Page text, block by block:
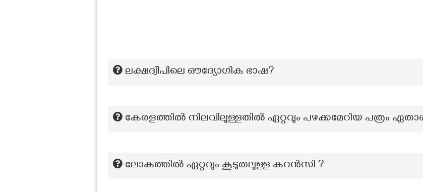
ലക്ഷദ്വീപിലെ ഔദ്യോഗിക ഭാഷ?
കേരളത്തിൽ നിലവിലുള്ളതിൽ ഏറ്റവും പഴക്കമേറിയ പത്രം
ലോകത്തിൽ ഏറ്റവും കൂടുതലുള്ള കറൻസി ?